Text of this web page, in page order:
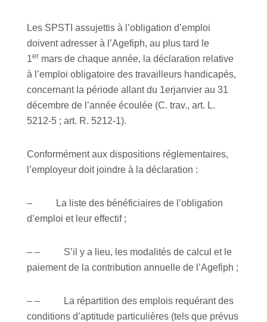
Les SPSTI assujettis à l’obligation d’emploi
doivent adresser à l’Agefiph, au plus tard le
1er mars de chaque année, la déclaration relative
à l’emploi obligatoire des travailleurs handicapés,
concernant la période allant du 1erjanvier au 31
décembre de l’année écoulée (C. trav., art. L.
5212-5 ; art. R. 5212-1).
Conformément aux dispositions réglementaires,
l’employeur doit joindre à la déclaration :
– La liste des bénéficiaires de l’obligation
d’emploi et leur effectif ;
– – S’il y a lieu, les modalités de calcul et le
paiement de la contribution annuelle de l’Agefiph ;
– – La répartition des emplois requérant des
conditions d’aptitude particulières (tels que prévus